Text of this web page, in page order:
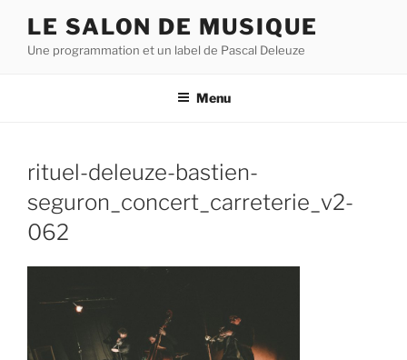
contenu
LE SALON DE MUSIQUE
Une programmation et un label de Pascal Deleuze
Menu
rituel-deleuze-bastien-
seguron_concert_carreterie_v2-
062